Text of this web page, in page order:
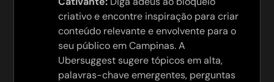
criativo e encontre inspiração para criar
conteúdo relevante e envolvente para o
seu público em Campinas. A
Ubersuggest sugere tópicos em alta,
palavras-chave emergentes, perguntas